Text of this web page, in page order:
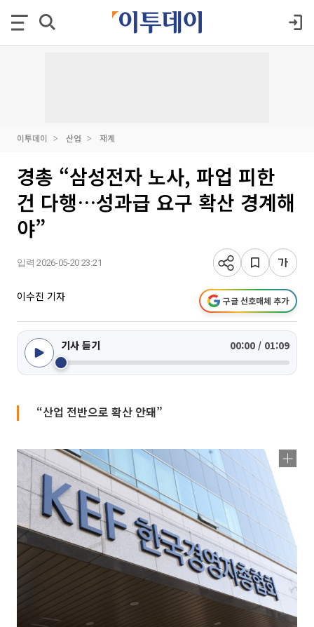
이투데이 산업 재계
경총 “삼성전자 노사, 파업 피한
건 다행…성과급 요구 확산 경계해
야”
입력 2026-05-20 23:21
이수진 기자 구글 선호매체 추가
기사 듣기 00:00 / 01:09
“산업 전반으로 확산 안돼”